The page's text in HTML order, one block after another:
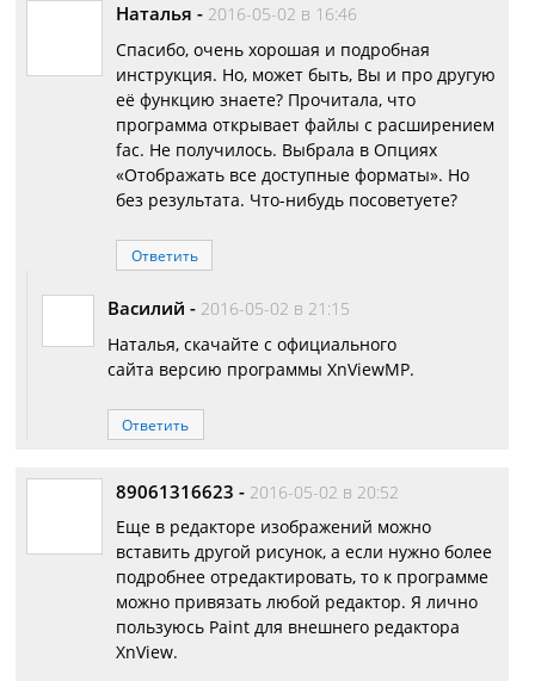
Наталья - 2016-05-02 в 16:46
Спасибо, очень хорошая и подробная
инструкция. Но, может быть, Вы и про другую
её функцию знаете? Прочитала, что
программа открывает файлы с расширением
fac. Не получилось. Выбрала в Опциях
«Отображать все доступные форматы». Но
без результата. Что-нибудь посоветуете?
Ответить
Василий - 2016-05-02 в 21:15
Наталья, скачайте с официального
сайта версию программы XnViewMP.
Ответить
89061316623 - 2016-05-02 в 20:52
Еще в редакторе изображений можно
вставить другой рисунок, а если нужно более
подробнее отредактировать, то к программе
можно привязать любой редактор. Я лично
пользуюсь Paint для внешнего редактора
XnView.